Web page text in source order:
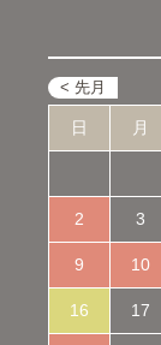
日 月
2 3
9 10
16 17